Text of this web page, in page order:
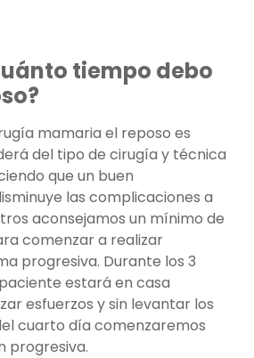
tiempo debo
mamaria el reposo es
del tipo de cirugía y técnica
que un buen
las complicaciones a
aconsejamos un mínimo de
comenzar a realizar
progresiva. Durante los 3
estará en casa
esfuerzos y sin levantar los
cuarto día comenzaremos
progresiva.